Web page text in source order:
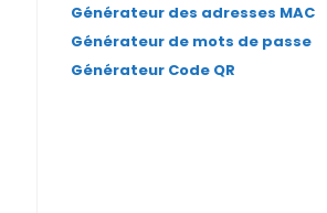
Générateur des adresses MAC
Générateur de mots de passe
Générateur Code QR